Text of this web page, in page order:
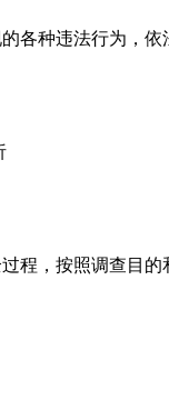
各种违法行为，
程，按照调查目